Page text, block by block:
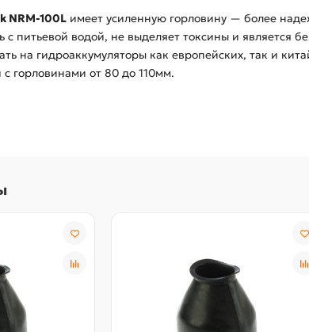
NRM-100L имеет усиленную горловину — более
с питьевой водой, не выделяет токсины и
на гидроаккумуляторы как европейских, так и
горловинами от 80 до 110мм.